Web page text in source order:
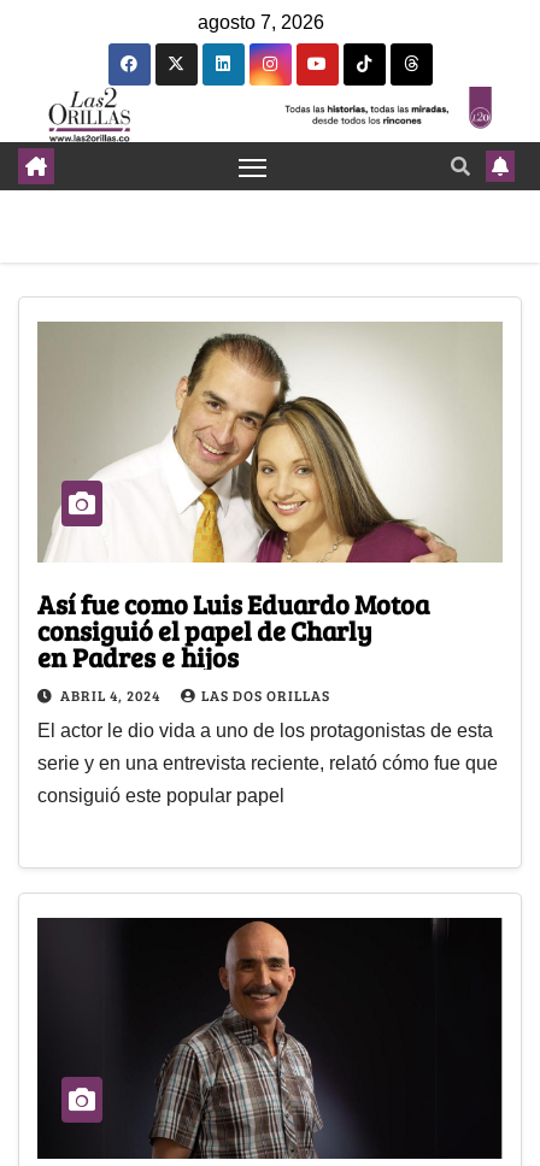
agosto 7, 2026
Así fue como Luis Eduardo Motoa
consiguió el papel de Charly
en Padres e hijos
ABRIL 4, 2024 LAS DOS ORILLAS
El actor le dio vida a uno de los protagonistas de esta
serie y en una entrevista reciente, relató cómo fue que
consiguió este popular papel